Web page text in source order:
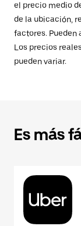
el precio medio
de la ubicación,
factores. Pueden
Los precios
pueden variar.
Es más